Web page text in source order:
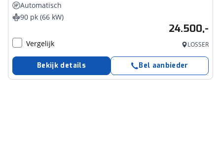
Automatisch
90 pk (66 kW)
24.500,-
Vergelijk LOSSER
Bekijk details Bel aanbieder